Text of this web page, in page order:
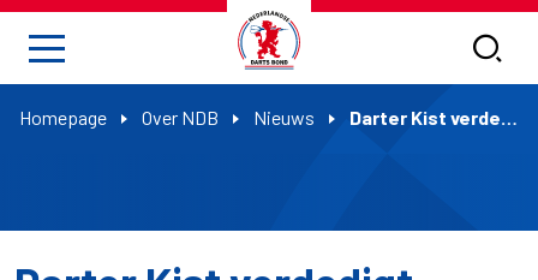
Homepage Over NDB Nieuws Darter Kist verdedigt wereldtitel